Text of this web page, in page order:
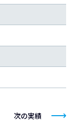
次の実績